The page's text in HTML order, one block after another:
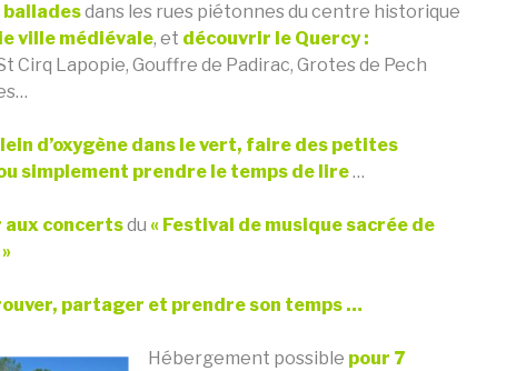
balladesdans les rues piétonnes du centre historique
ville médiévale, et découvrir le Quercy :
Cirq Lapopie, Gouffre de Padirac, Grotes de Pech
d’oxygène dans le vert, faire des petites
simplement prendre le temps de lire…
aux concertsdu « Festival de musique sacrée de
partager et prendre son temps …
Hébergement possible pour 7